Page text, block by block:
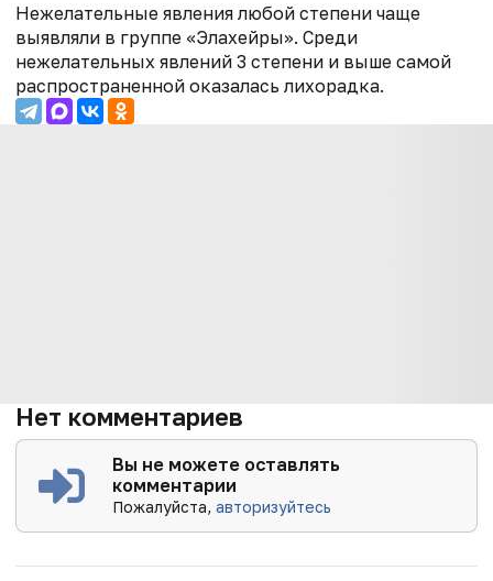
Нежелательные явления любой степени чаще
выявляли в группе «Элахейры». Среди
нежелательных явлений 3 степени и выше самой
распространенной оказалась лихорадка.
Нет комментариев
Вы не можете оставлять
комментарии
Пожалуйста,авторизуйтесь